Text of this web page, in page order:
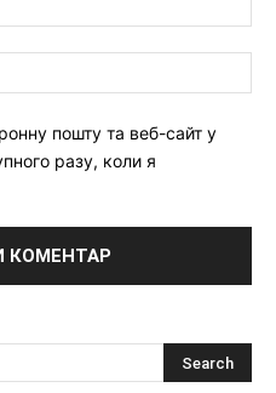
пошту та веб-сайт у
разу, коли я